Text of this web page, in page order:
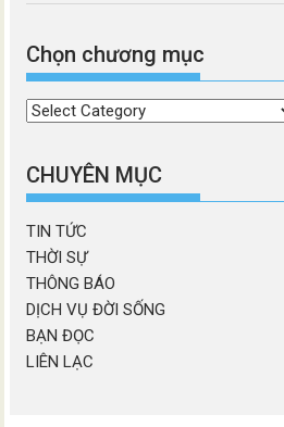
Chọn chương mục
Chọn
mục
CHUYÊN MỤC
TIN TỨC
THỜI SỰ
THÔNG BÁO
DỊCH VỤ ĐỜI SỐNG
BẠN ĐỌC
LIÊN LẠC